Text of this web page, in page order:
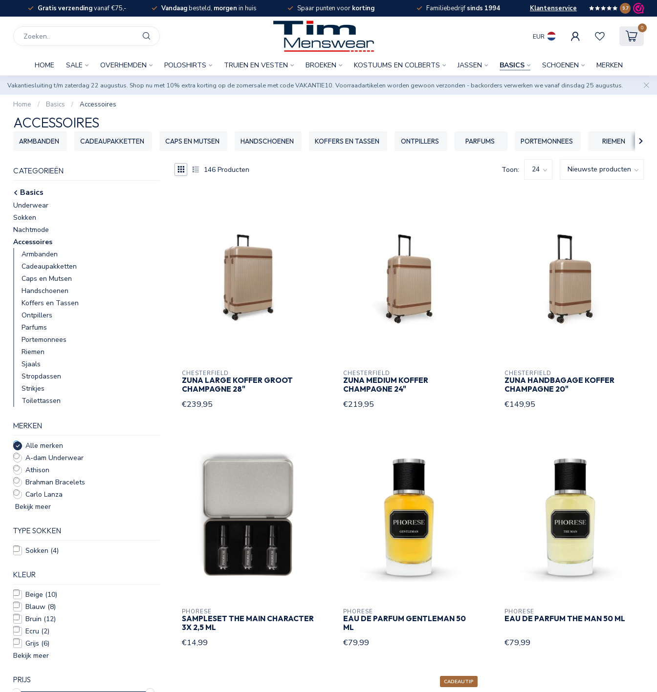
Gratis verzendingvanaf €75,- Vandaagbesteld, morgen in huis Spaar punten voor korting Familiebedrijf sinds 1994 Klantenservice 9.7
EUR
0
HOME SALE OVERHEMDEN POLOSHIRTS TRUIEN EN VESTEN BROEKEN KOSTUUMS EN COLBERTS JASSEN BASICS SCHOENEN MERKEN
Vakantiesluiting t/m zaterdag 22 augustus. Shop nu met 10% extra korting op de zomersale met code VAKANTIE10. Voorraadartikelen worden gewoon verzonden - backorders verwerken we vanaf dinsdag 25 augustus.
Home / Basics / Accessoires
ACCESSOIRES
ARMBANDEN CADEAUPAKKETTEN CAPS EN MUTSEN HANDSCHOENEN KOFFERS EN TASSEN ONTPILLERS PARFUMS PORTEMONNEES RIEMEN
CATEGORIEËN
Basics
Underwear
Sokken
Nachtmode
Accessoires
Armbanden
Cadeaupakketten
Caps en Mutsen
Handschoenen
Koffers en Tassen
Ontpillers
Parfums
Portemonnees
Riemen
Sjaals
Stropdassen
Strikjes
Toilettassen
MERKEN
Alle merken
A-dam Underwear
Athison
Brahman Bracelets
Carlo Lanza
Bekijk meer
TYPE SOKKEN
Sokken (4)
KLEUR
Beige (10)
Blauw (8)
Bruin (12)
Ecru (2)
Grijs (6)
Bekijk meer
PRIJS
146 Producten Toon:
CHESTERFIELD
ZUNA LARGE KOFFER GROOT
CHAMPAGNE 28"
€239,95
CHESTERFIELD
ZUNA MEDIUM KOFFER
CHAMPAGNE 24"
€219,95
CHESTERFIELD
ZUNA HANDBAGAGE KOFFER
CHAMPAGNE 20"
€149,95
PHORESE
SAMPLESET THE MAIN CHARACTER
3X 2,5 ML
€14,99
PHORESE
EAU DE PARFUM GENTLEMAN 50
ML
€79,99
PHORESE
EAU DE PARFUM THE MAN 50 ML
€79,99
CADEAUTIP